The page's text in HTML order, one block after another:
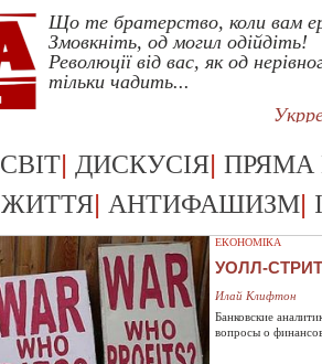
Що те братерство, коли вам
Змовкніть, од могил одійдіть!
Революції від вас, як од
тільки чадить...
СВІТ| ДИСКУСІЯ| ПРЯМА
ЖИТТЯ| АНТИФАШИЗМ|
ЕКОНОМІКА
УОЛЛ-
Илай Клифтон
Банковские
вопросы о